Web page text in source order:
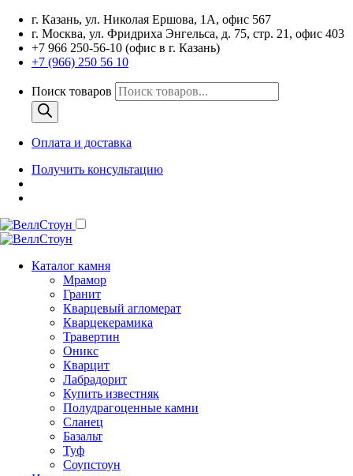
г. Казань, ул. Николая Ершова, 1А, офис 567
г. Москва, ул. Фридриха Энгельса, д. 75, стр. 21, офис 403
+7 966 250-56-10 (офис в г. Казань)
+7 (966) 250 56 10
Поиск товаров
Оплата и доставка
Получить консультацию
Каталог камня
Мрамор
Гранит
Кварцевый агломерат
Кварцекерамика
Травертин
Оникс
Кварцит
Лабрадорит
Купить известняк
Полудрагоценные камни
Сланец
Базальт
Туф
Соупстоун